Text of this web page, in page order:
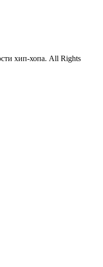
хип-хопа. All Rights